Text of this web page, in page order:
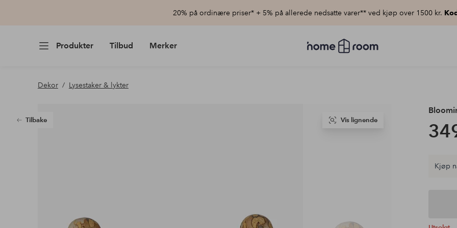
20% på ordinære priser* + 5% på allerede nedsatte varer** ved kjøp over 1500 kr.
Produkter Tilbud Merker
Homeroom
–
Dekor Lysestaker & lykter
Tilbake Vis lignende
Kjøp